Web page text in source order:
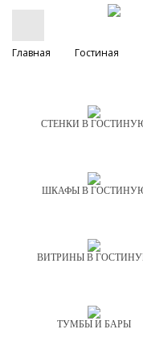
Главная Гостиная
СТЕНКИ В
ШКАФЫ В
ВИТРИНЫ В
ТУМБЫ И БАРЫ